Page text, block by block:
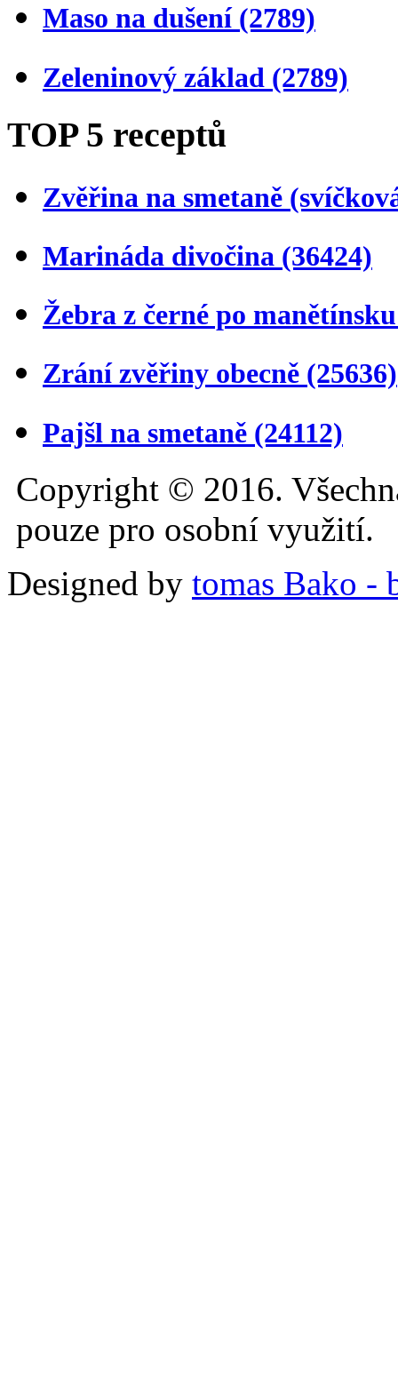
Maso na dušení (2789)
Zeleninový základ (2789)
TOP 5 receptů
Zvěřina na smetaně
Marináda divočina (36424)
Žebra z černé po
Zrání zvěřiny obecně (25636)
Pajšl na smetaně (24112)
Copyright © 2016.
pouze pro osobní využití.
Designed by tomas Bako -